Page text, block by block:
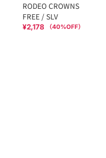
RODEO CROWNS
FREE / SLV
¥2,178 （40%OFF）